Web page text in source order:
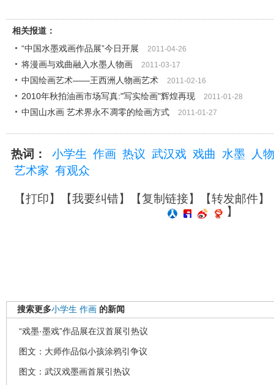
相关报道：
“中国水墨戏画作品展”今日开展
2011-04-26
将漫画与戏曲融入水墨人物画 2011-03-17
中国绘画艺术――王西洲人物画艺术 2011-02-16
2010年秋拍油画市场写真:"写实绘画"辉煌再现 2011-01-28
中国山水画 艺术界永不凋零的绘画方式 2011-01-27
热词： 小学生 作画 热议 武汉戏 戏曲 水墨
人
艺术家 有观众
【打印】【我要纠错】【复制链接】【转发邮件】
】
搜索更多小学生 作画 的新闻
“戏墨·墨戏”作品展在汉首展引热议
图文：大师作品似小孩涂鸦引争议
图文：武汉戏墨画首展引热议